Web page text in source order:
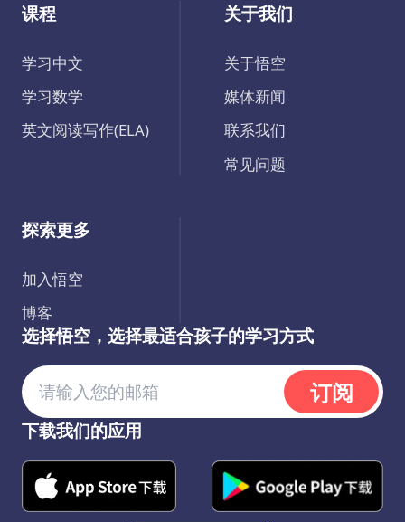
课程
学习中文
学习数学
英文阅读写作(ELA)
关于我们
关于悟空
媒体新闻
联系我们
常见问题
探索更多
加入悟空
博客
选择悟空，选择最适合孩子的学习方式
订阅
下载我们的应用